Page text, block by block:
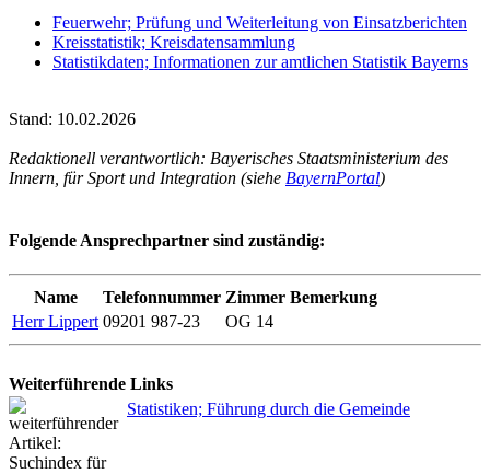
Feuerwehr; Prüfung und Weiterleitung von Einsatzberichten
Kreisstatistik; Kreisdatensammlung
Statistikdaten; Informationen zur amtlichen Statistik Bayerns
Stand: 10.02.2026
Redaktionell verantwortlich: Bayerisches Staatsministerium des
Innern, für Sport und Integration (siehe BayernPortal)
Folgende Ansprechpartner sind zuständig:
Name Telefonnummer Zimmer Bemerkung
Herr Lippert 09201 987-23 OG 14
Weiterführende Links
Statistiken; Führung durch die Gemeinde